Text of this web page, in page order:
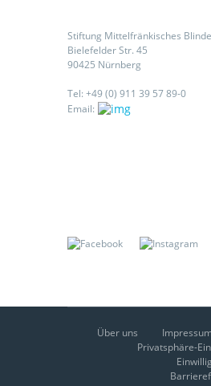
Stiftung Mittelfränkisches
Bielefelder Str. 45
90425 Nürnberg
Tel: +49 (0) 911 39 57 89-0
Email:
Über uns
Privatsphäre-